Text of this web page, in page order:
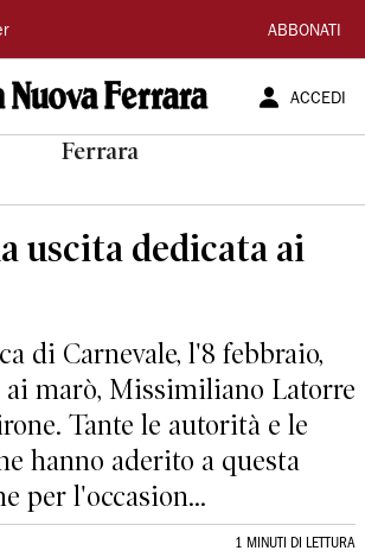
ABBONATI
ACCEDI
Ferrara
uscita dedicata ai
di Carnevale, l'8 febbraio,
ai marò, Missimiliano Latorre
Tante le autorità e le
hanno aderito a questa
per l'occasion...
1 MINUTI DI LETTURA